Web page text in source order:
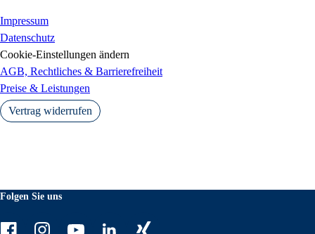
Impressum
Datenschutz
Cookie-Einstellungen ändern
AGB, Rechtliches & Barrierefreiheit
Preise & Leistungen
Vertrag widerrufen
Folgen Sie uns
FacebookInstagramYoutube LinkedIn